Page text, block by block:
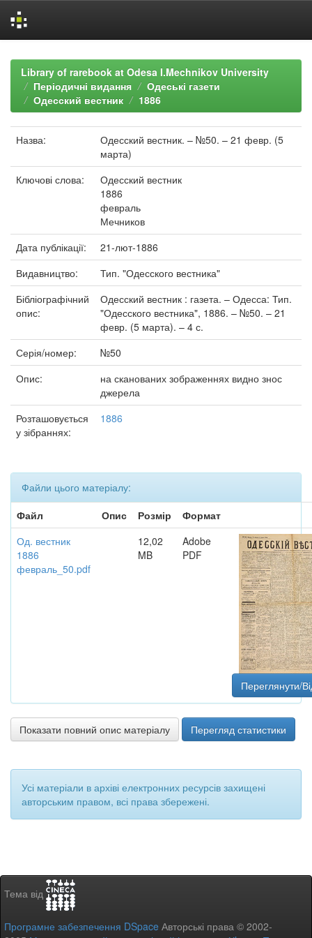
navigationLibrary of rarebook at Odesa I.Mechnikov University
Періодичні видання
Одеські газети
Одесский вестник
1886
Назва:
Одесский вестник. – №50. – 21 февр. (5
марта)
Ключові слова:
Одесский вестник
1886
февраль
Мечников
Дата публікації:
21-лют-1886
Видавництво:
Тип. "Одесского вестника"
Бібліографічний
опис:
Одесский вестник : газета. – Одесса: Тип.
"Одесского вестника", 1886. – №50. – 21
февр. (5 марта). – 4 с.
Серія/номер:
№50
Опис:
на сканованих зображеннях видно знос
джерела
Розташовується
у зібраннях:
1886
Файли цього матеріалу:
Файл
Опис Розмір
Формат
Од. вестник
1886
февраль_50.pdf
12,02
MB
Adobe
PDF
Переглянути/
Показати повний опис матеріалу Перегляд статистики
Усі матеріали в архіві електронних ресурсів захищені
авторським правом, всі права збережені.
Тема від
Програмне забезпечення DSpace Авторські права © 2002-